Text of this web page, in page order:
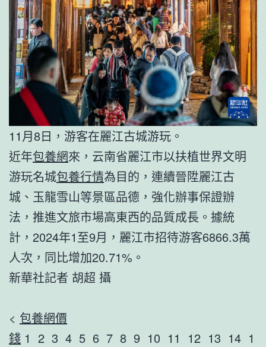
11月8日，游客在麗江古城游玩。
近年包養網來，云南省麗江市以扶植世界文明
游玩名城包養行情為目的，連續晉陞麗江古
城、玉龍雪山等景區品德，強化辦事保證辦
法，推進文旅市場高東西的品質成長。據統
計，2024年1至9月，麗江市招待游客6866.3萬
人次，同比增加20.71%。
新華社記者 胡超 攝
< 包養網價
錢 1 2 3 4 5 6 7 8 9 10 11 12 13 14 1